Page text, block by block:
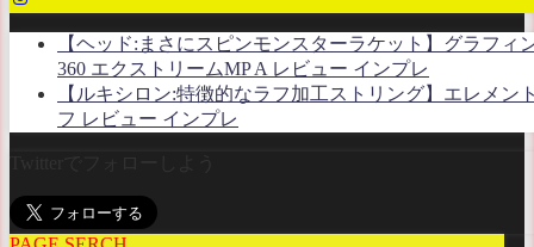
【ヘッド:まさにスピンモンスターラケット】グラフィ
360 エクストリームMP A レビュー インプレ
【ルキシロン:特徴的なラフ加工ストリング】エレメン
フ レビュー インプレ